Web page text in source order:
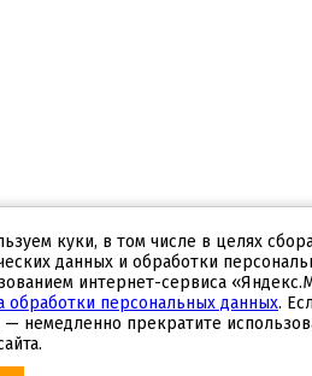
куки, в том числе в целях
данных и обработки
интернет-сервиса
обработки персональных данных.
— немедленно прекратите